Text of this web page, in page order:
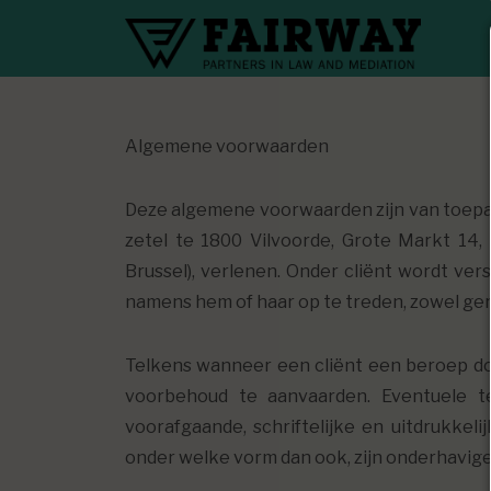
Algemene voorwaarden
Deze algemene voorwaarden zijn van
zetel te 1800 Vilvoorde, Grote Markt 14,
Brussel), verlenen. Onder cliënt wordt
namens hem of haar op te treden, zowel
Telkens wanneer een cliënt een beroep
voorbehoud te aanvaarden. Eventuele
voorafgaande, schriftelijke en
onder welke vorm dan ook, zijn